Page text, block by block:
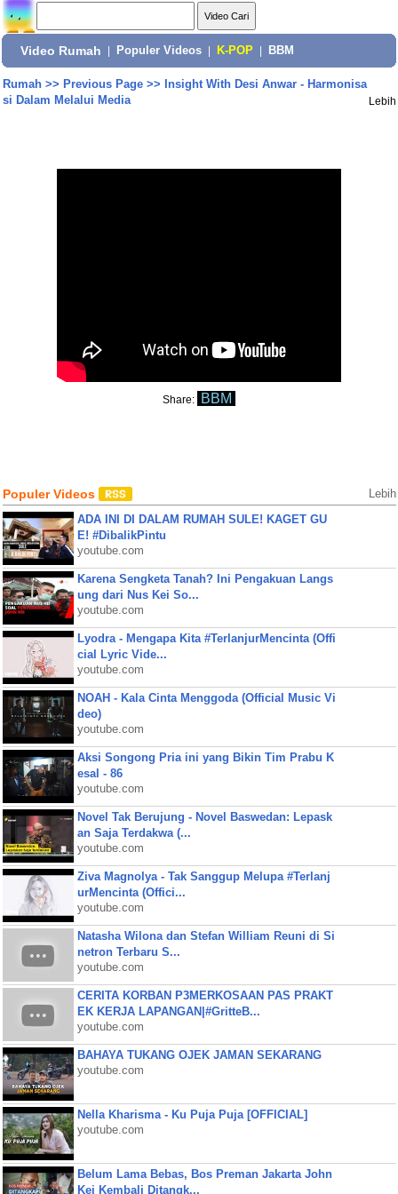
Video Rumah Populer Videos K-POP BBM
Rumah>> Previous Page>> Insight With Desi Anwar - Harmonisa
si Dalam Melalui Media
Lebih
Share: BBM
Populer Videos Lebih
ADA INI DI DALAM RUMAH SULE! KAGET GU
E! #DibalikPintu
youtube.com
Karena Sengketa Tanah? Ini Pengakuan Langs
ung dari Nus Kei So...
youtube.com
Lyodra - Mengapa Kita #TerlanjurMencinta (Offi
cial Lyric Vide...
youtube.com
NOAH - Kala Cinta Menggoda (Official Music Vi
deo)
youtube.com
Aksi Songong Pria ini yang Bikin Tim Prabu K
esal - 86
youtube.com
Novel Tak Berujung - Novel Baswedan: Lepask
an Saja Terdakwa (...
youtube.com
Ziva Magnolya - Tak Sanggup Melupa #Terlanj
urMencinta (Offici...
youtube.com
Natasha Wilona dan Stefan William Reuni di Si
netron Terbaru S...
youtube.com
CERITA KORBAN P3MERKOSAAN PAS PRAKT
EK KERJA LAPANGAN|#GritteB...
youtube.com
BAHAYA TUKANG OJEK JAMAN SEKARANG
youtube.com
Nella Kharisma - Ku Puja Puja [OFFICIAL]
youtube.com
Belum Lama Bebas, Bos Preman Jakarta John
Kei Kembali Ditangk...